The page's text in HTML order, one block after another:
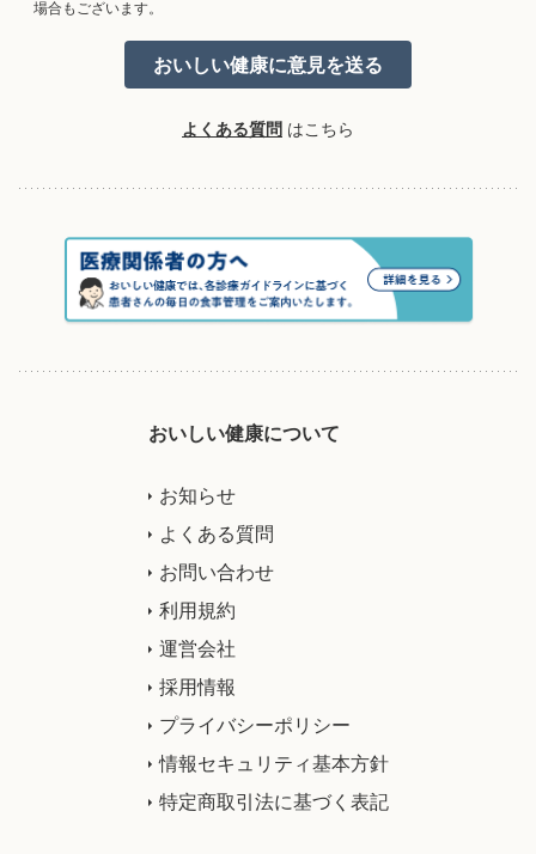
場合もございます。
よくある質問 はこちら
おいしい健康について
お知らせ
よくある質問
お問い合わせ
利用規約
運営会社
採用情報
プライバシーポリシー
情報セキュリティ基本方針
特定商取引法に基づく表記